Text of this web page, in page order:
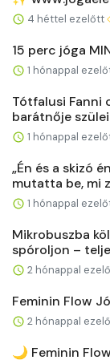
4 héttel ezelőtt
15 perc jóga
1 hónappal
Tótfalusi Fanni
barátnője
1 hónappal
„Én és a skizó
mutatta be, mi
1 hónappal
Mikrobuszba
spóroljon –
2 hónappal
Feminin Flow
2 hónappal
🌙 Feminin Flow